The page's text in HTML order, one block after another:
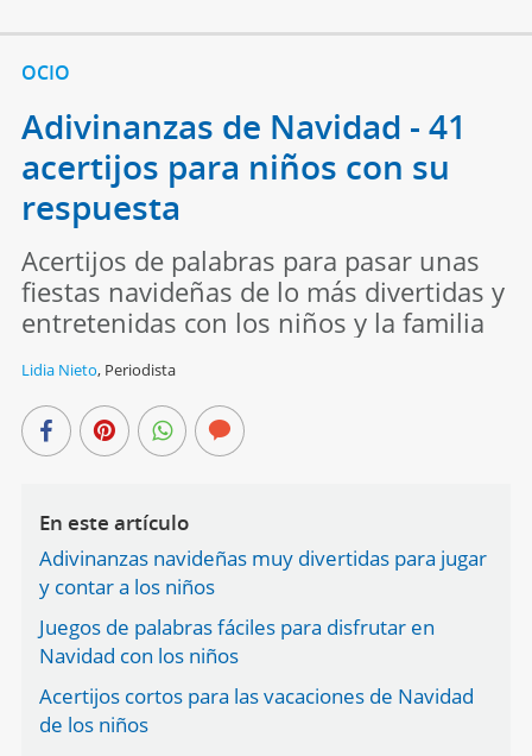
OCIO
Adivinanzas de Navidad - 41
acertijos para niños con su
respuesta
Acertijos de palabras para pasar unas
fiestas navideñas de lo más divertidas y
entretenidas con los niños y la familia
Lidia Nieto, Periodista
En este artículo
Adivinanzas navideñas muy divertidas para jugar
y contar a los niños
Juegos de palabras fáciles para disfrutar en
Navidad con los niños
Acertijos cortos para las vacaciones de Navidad
de los niños